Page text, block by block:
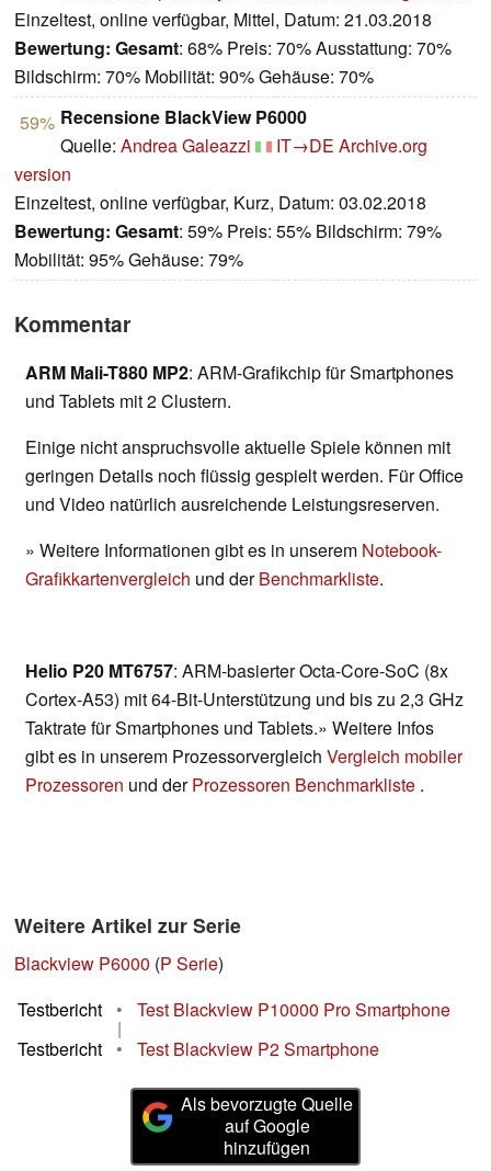
Einzeltest, online verfügbar, Mittel, Datum: 21.03.2018
Bewertung: Gesamt: 68% Preis: 70% Ausstattung: 70%
Bildschirm: 70% Mobilität: 90% Gehäuse: 70%
59% Recensione BlackView P6000
Quelle: Andrea Galeazzi IT→DE Archive.org
version
Einzeltest, online verfügbar, Kurz, Datum: 03.02.2018
Bewertung: Gesamt: 59% Preis: 55% Bildschirm: 79%
Mobilität: 95% Gehäuse: 79%
Kommentar
ARM Mali-T880 MP2: ARM-Grafikchip für Smartphones
und Tablets mit 2 Clustern.
Einige nicht anspruchsvolle aktuelle Spiele können mit
geringen Details noch flüssig gespielt werden. Für Office
und Video natürlich ausreichende Leistungsreserven.
» Weitere Informationen gibt es in unserem Notebook-
Grafikkartenvergleich und derBenchmarkliste.
Helio P20 MT6757: ARM-basierter Octa-Core-SoC (8x
Cortex-A53) mit 64-Bit-Unterstützung und bis zu 2,3 GHz
Taktrate für Smartphones und Tablets.» Weitere Infos
gibt es in unserem Prozessorvergleich Vergleich mobiler
Prozessoren und derProzessoren Benchmarkliste .
Weitere Artikel zur Serie
Blackview P6000 (P Serie)
Testbericht
• Test Blackview P10000 Pro Smartphone
|
Testbericht
• Test Blackview P2 Smartphone
Als bevorzugte Quelle
auf Google
hinzufügen